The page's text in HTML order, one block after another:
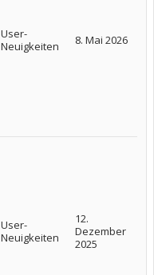
User-
Neuigkeiten
8. Mai 2026
User-
Neuigkeiten
12.
Dezember
2025